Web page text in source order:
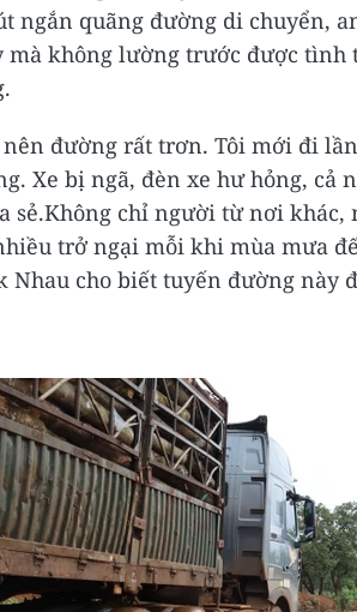
ngắn quãng đường di chuyển,
mà không lường trước được tình
nên đường rất trơn. Tôi mới đi
Xe bị ngã, đèn xe hư hỏng, cả
sẻ.Không chỉ người từ nơi
trở ngại mỗi khi mùa mưa
Nhau cho biết tuyến đường này